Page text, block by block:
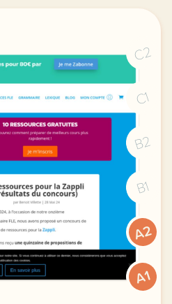
C2
C1
B2
B1
A2
A1